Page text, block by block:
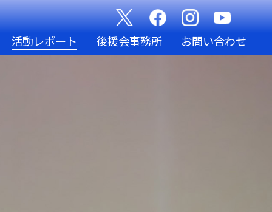
活動レポート 後援会事務所 お問い合わせ